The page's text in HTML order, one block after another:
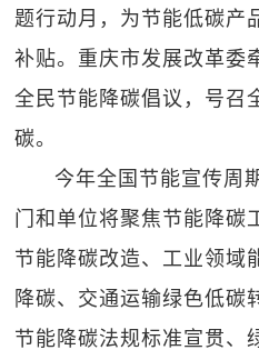
题行动月，为节能低碳产
补贴。重庆市发展改革委
全民节能降碳倡议，号召
碳。
今年全国节能宣传周
门和单位将聚焦节能降碳
节能降碳改造、工业领域
降碳、交通运输绿色低碳
节能降碳法规标准宣贯、